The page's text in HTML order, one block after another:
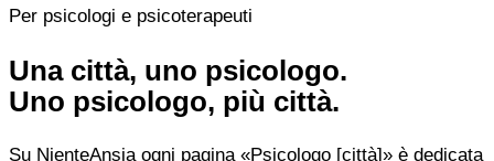
Per psicologi e psicoterapeuti
Una città, uno psicologo.
Uno psicologo, più città.
Su NienteAnsia ogni pagina «Psicologo [città]» è dedicata